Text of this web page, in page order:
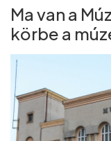
Ma van a
körbe a